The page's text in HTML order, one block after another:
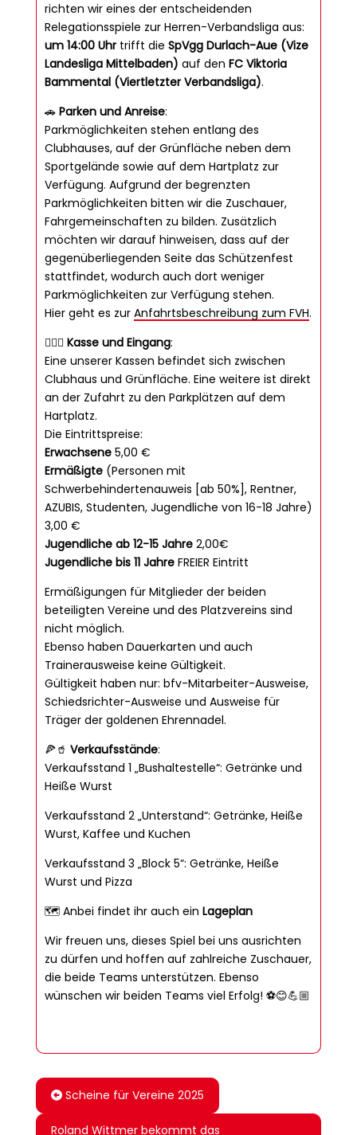
richten wir eines der entscheidenden
Relegationsspiele zur Herren-Verbandsliga aus:
um 14:00 Uhrtrifft die SpVgg Durlach-Aue (Vize
Landesliga Mittelbaden) auf den FC Viktoria
Bammental (Viertletzter Verbandsliga).
🚗 Parken und Anreise:
Parkmöglichkeiten stehen entlang des
Clubhauses, auf der Grünfläche neben dem
Sportgelände sowie auf dem Hartplatz zur
Verfügung. Aufgrund der begrenzten
Parkmöglichkeiten bitten wir die Zuschauer,
Fahrgemeinschaften zu bilden. Zusätzlich
möchten wir darauf hinweisen, dass auf der
gegenüberliegenden Seite das Schützenfest
stattfindet, wodurch auch dort weniger
Parkmöglichkeiten zur Verfügung stehen.
Hier geht es zur Anfahrtsbeschreibung zum FVH.
🙋🏽‍♀️ Kasse und Eingang:
Eine unserer Kassen befindet sich zwischen
Clubhaus und Grünfläche. Eine weitere ist direkt
an der Zufahrt zu den Parkplätzen auf dem
Hartplatz.
Die Eintrittspreise:
Erwachsene5,00 €
Ermäßigte(Personen mit
Schwerbehindertenauweis [ab 50%], Rentner,
AZUBIS, Studenten, Jugendliche von 16-18 Jahre)
3,00 €
Jugendliche ab 12-15 Jahre2,00€
Jugendliche bis 11 JahreFREIER Eintritt
Ermäßigungen für Mitglieder der beiden
beteiligten Vereine und des Platzvereins sind
nicht möglich.
Ebenso haben Dauerkarten und auch
Trainerausweise keine Gültigkeit.
Gültigkeit haben nur: bfv-Mitarbeiter-Ausweise,
Schiedsrichter-Ausweise und Ausweise für
Träger der goldenen Ehrennadel.
🍕🥤 Verkaufsstände:
Verkaufsstand 1 „Bushaltestelle“: Getränke und
Heiße Wurst
Verkaufsstand 2 „Unterstand“: Getränke, Heiße
Wurst, Kaffee und Kuchen
Verkaufsstand 3 „Block 5“: Getränke, Heiße
Wurst und Pizza
🗺️ Anbei findet ihr auch ein Lageplan
Wir freuen uns, dieses Spiel bei uns ausrichten
zu dürfen und hoffen auf zahlreiche Zuschauer,
die beide Teams unterstützen. Ebenso
wünschen wir beiden Teams viel Erfolg! ⚽️😊💪🏼
Scheine für Vereine 2025
Roland Wittmer bekommt das